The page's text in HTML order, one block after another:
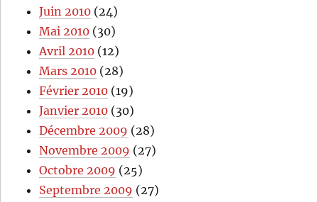
Juin 2010 (24)
Mai 2010 (30)
Avril 2010 (12)
Mars 2010 (28)
Février 2010 (19)
Janvier 2010 (30)
Décembre 2009 (28)
Novembre 2009 (27)
Octobre 2009 (25)
Septembre 2009 (27)